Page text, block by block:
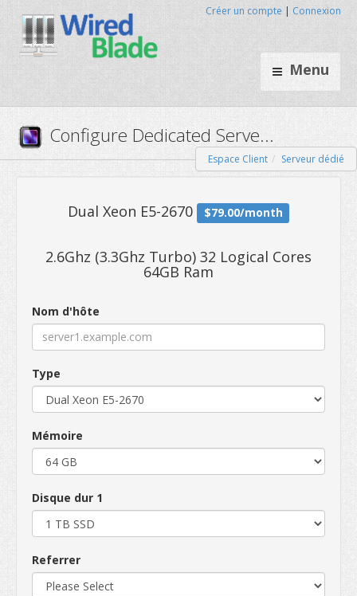
Menu
Créer un compte | Connexion
Configure Dedicated
Espace Client Serveur dédié
Dual Xeon E5-2670
2.6Ghz (3.3Ghz Turbo) 32 Logical Cores
64GB Ram
Nom d'hôte
Type
Mémoire
Disque dur 1
Referrer